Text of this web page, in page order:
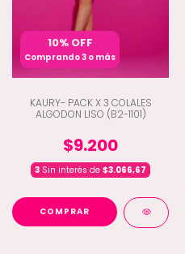
10% OFF
Comprando 3 o más
KAURY- PACK X 3 COLALES
ALGODON LISO (B2-1101)
$9.200
3 Sin interés de $3.066,67
COMPRAR